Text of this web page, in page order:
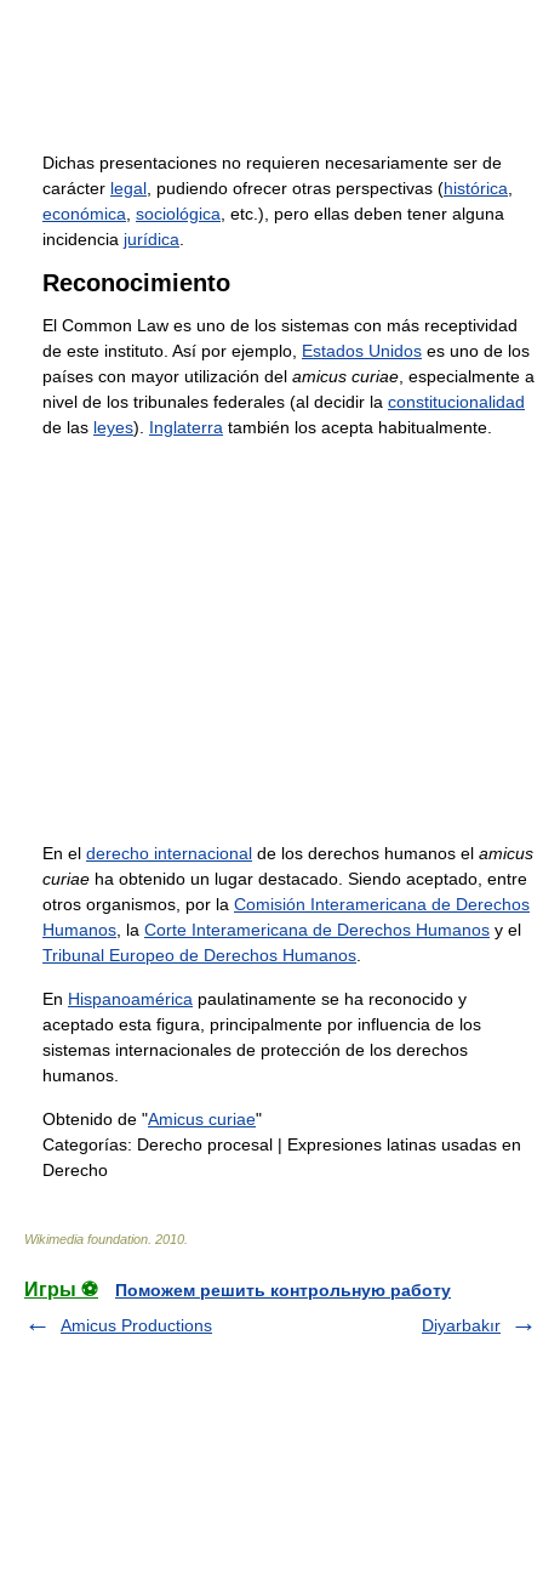
Dichas presentaciones no requieren necesariamente ser de
carácter legal , pudiendo ofrecer otras perspectivas (histórica
económica sociológica , etc.), pero ellas deben tener alguna
incidencia jurídica
Reconocimiento
El Common Law es uno de los sistemas con más receptividad
de este instituto. Así por ejemplo, Estados Unidos es uno de los
países con mayor utilización del amicus curiae , especialmente a
nivel de los tribunales federales (al decidir la constitucionalidad
de las leyes). Inglaterra también los acepta habitualmente.
En el derecho internacional de los derechos humanos el amicus
curiae ha obtenido un lugar destacado. Siendo aceptado, entre
otros organismos, por la Comisión Interamericana de Derechos
Humanos , la Corte Interamericana de Derechos Humanos y el
Tribunal Europeo de Derechos Humanos
En Hispanoamérica paulatinamente se ha reconocido y
aceptado esta figura, principalmente por influencia de los
sistemas internacionales de protección de los derechos
humanos.
Obtenido de "Amicus curiae"
Categorías: Derecho procesal | Expresiones latinas usadas en
Derecho
Wikimedia foundation 2010
Игры ⚽
Поможем решить контрольную работу
Amicus Productions
Diyarbakır